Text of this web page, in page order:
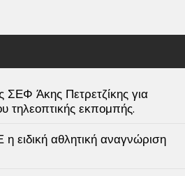
Άκης Πετρετζίκης για
τηλεοπτικής εκπομπής.
ειδική αθλητική αναγνώριση